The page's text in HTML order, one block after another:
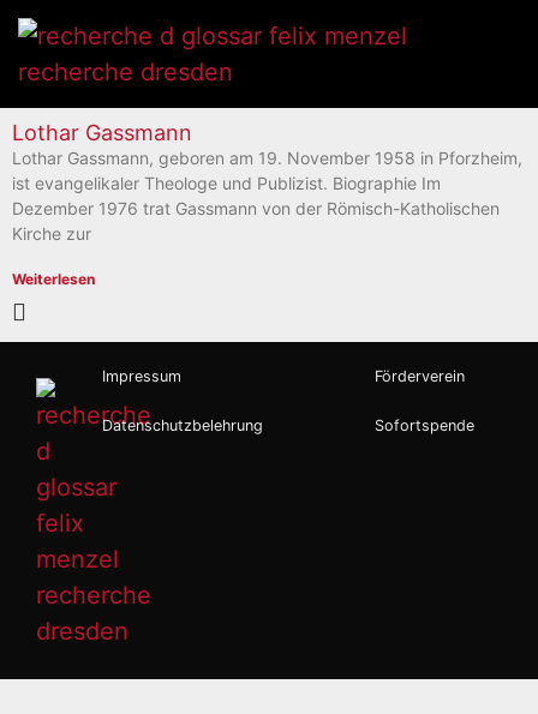
Lothar Gassmann
Lothar Gassmann, geboren am 19. November 1958 in Pforzheim,
ist evangelikaler Theologe und Publizist. Biographie Im
Dezember 1976 trat Gassmann von der Römisch-Katholischen
Kirche zur
Weiterlesen
Impressum
Datenschutzbelehrung
Förderverein
Sofortspende